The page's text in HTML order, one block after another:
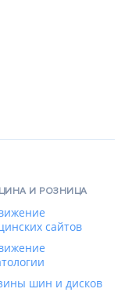
И РОЗНИЦА
сайтов
шин и дисков